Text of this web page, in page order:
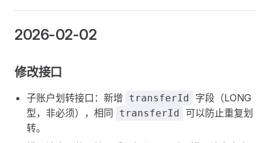
2026-02-02
修改接口
子账户划转接口：新增 transferId
字段（LONG
型，非必须），相同
transferId
可以防止重复划
转。